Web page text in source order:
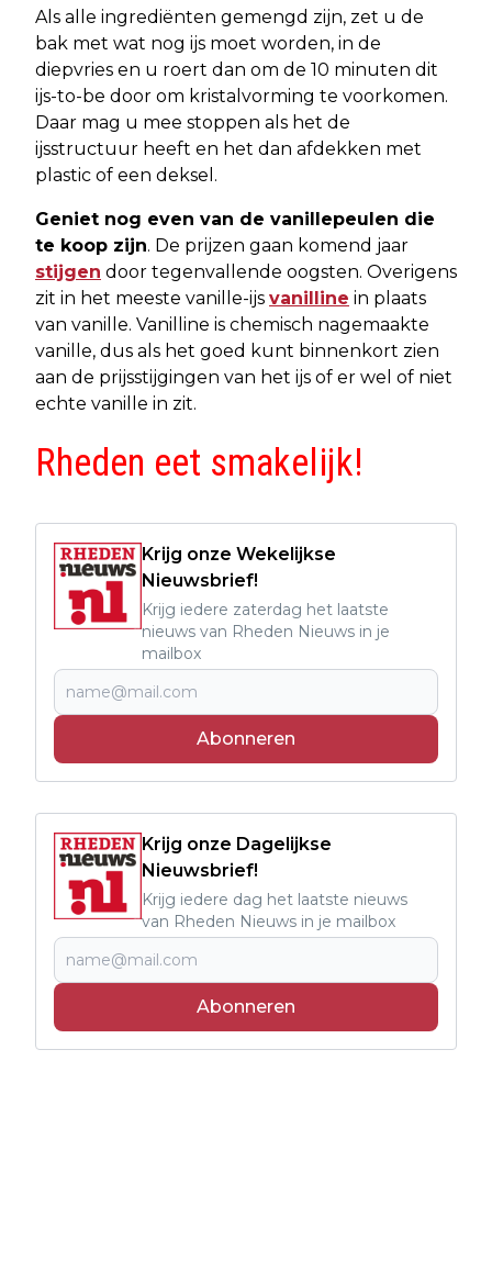
Als alle ingrediënten gemengd zijn, zet u de
bak met wat nog ijs moet worden, in de
diepvries en u roert dan om de 10 minuten dit
ijs-to-be door om kristalvorming te voorkomen.
Daar mag u mee stoppen als het de
ijsstructuur heeft en het dan afdekken met
plastic of een deksel.
Geniet nog even van de vanillepeulen die
te koop zijn. De prijzen gaan komend jaar
stijgen door tegenvallende oogsten. Overigens
zit in het meeste vanille-ijs vanilline in plaats
van vanille. Vanilline is chemisch nagemaakte
vanille, dus als het goed kunt binnenkort zien
aan de prijsstijgingen van het ijs of er wel of niet
echte vanille in zit.
Rheden eet smakelijk!
Krijg onze Wekelijkse
Nieuwsbrief!
Krijg iedere zaterdag het laatste
nieuws van Rheden Nieuws in je
mailbox
Abonneren
Krijg onze Dagelijkse
Nieuwsbrief!
Krijg iedere dag het laatste nieuws
van Rheden Nieuws in je mailbox
Abonneren